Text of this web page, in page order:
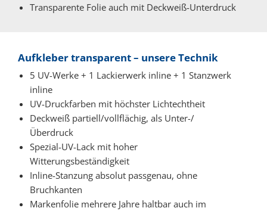
Transparente Folie auch mit Deckweiß-Unterdruck
Aufkleber transparent – unsere Technik
5 UV-Werke + 1 Lackierwerk inline + 1 Stanzwerk
inline
UV-Druckfarben mit höchster Lichtechtheit
Deckweiß partiell/vollflächig, als Unter-/
Überdruck
Spezial-UV-Lack mit hoher
Witterungsbeständigkeit
Inline-Stanzung absolut passgenau, ohne
Bruchkanten
Markenfolie mehrere Jahre haltbar auch im